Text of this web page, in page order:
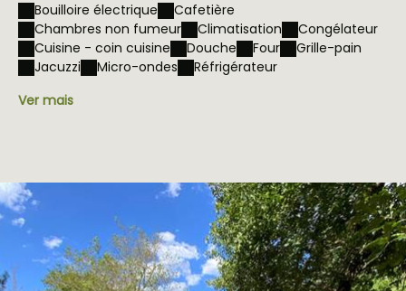
Bouilloire électrique
Cafetière
Chambres non fumeur
Climatisation
Congélateur
Cuisine - coin cuisine
Douche Four
Grille-pain
Jacuzzi
Micro-ondes
Réfrigérateur
Ver mais